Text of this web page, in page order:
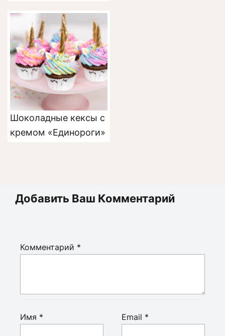
Шоколадные кексы с
кремом «Единороги»
Добавить Ваш Комментарий
Комментарий *
Имя * Email *